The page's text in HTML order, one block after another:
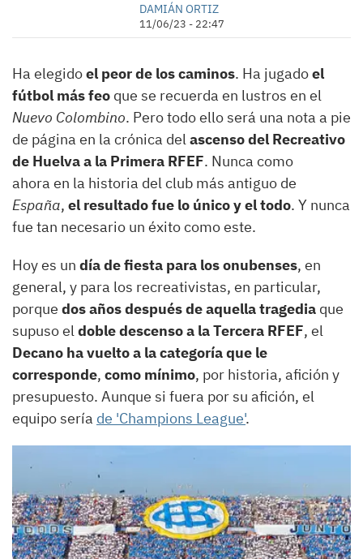
DAMIÁN ORTIZ
11/06/23 - 22:47
Ha elegidoel peor de los caminos. Ha jugadoel
fútbol más feo que se recuerda en lustros en el
Nuevo Colombino. Pero todo ello será una nota a pie
de página en la crónica delascenso del Recreativo
de Huelva a la Primera RFEF. Nunca como
ahora en la historia del club más antiguo de
España, el resultado fue lo único y el todo. Y nunca
fue tan necesario un éxito como este.
Hoy es un día de fiesta para los onubenses, en
general, y para los recreativistas, en particular,
porque dos años después de aquella tragedia que
supuso eldoble descenso a la Tercera RFEF, el
Decano ha vuelto a la categoría que le
corresponde, como mínimo, por historia, afición y
presupuesto. Aunque si fuera por su afición, el
equipo sería de 'Champions League'.